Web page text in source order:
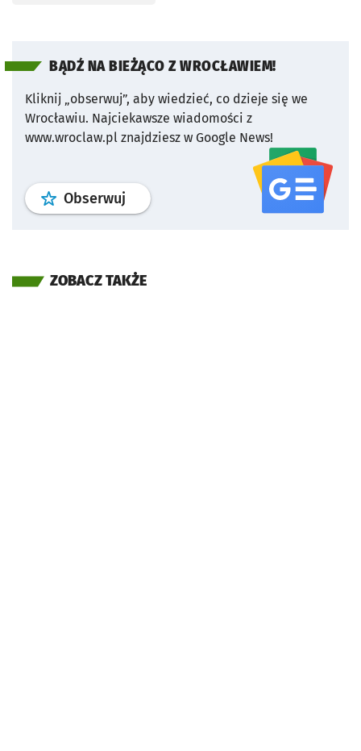
BĄDŹ NA BIEŻĄCO Z WROCŁAWIEM!
Kliknij „obserwuj”, aby wiedzieć, co dzieje się we
Wrocławiu. Najciekawsze wiadomości z
www.wroclaw.pl znajdziesz w Google News!
Obserwuj profil serwisu
ZOBACZ TAKŻE